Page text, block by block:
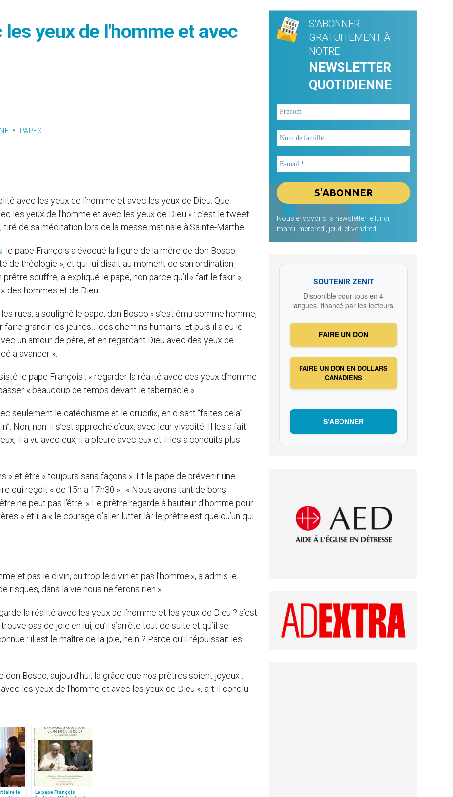
yeux de l'homme et avec
PAPES
avec les yeux de l’homme et avec les yeux de Dieu. Que
les yeux de l’homme et avec les yeux de Dieu » : c’est le tweet
de sa méditation lors de la messe matinale à Sainte-Marthe.
, le pape François a évoqué la figure de la mère de don Bosco,
de théologie », et qui lui disait au moment de son ordination :
souffre, a expliqué le pape, non parce qu’il « fait le fakir »,
des hommes et de Dieu.
rues, a souligné le pape, don Bosco « s’est ému comme homme,
grandir les jeunes… des chemins humains. Et puis il a eu le
un amour de père, et en regardant Dieu avec des yeux de
à avancer ».
le pape François : « regarder la réalité avec des yeux d’homme
« beaucoup de temps devant le tabernacle ».
seulement le catéchisme et le crucifix, en disant “faites cela” …
Non, non: il s’est approché d’eux, avec leur vivacité. Il les a fait
il a vu avec eux, il a pleuré avec eux et il les a conduits plus
» et être « toujours sans façons ». Et le pape de prévenir une
qui reçoit « de 15h à 17h30 » : « Nous avons tant de bons
ne peut pas l’être. » Le prêtre regarde à hauteur d’homme pour
» et il a « le courage d’aller lutter là : le prêtre est quelqu’un qui
et pas le divin, ou trop le divin et pas l’homme », a admis le
risques, dans la vie nous ne ferons rien ».
la réalité avec les yeux de l’homme et les yeux de Dieu ? s’est
pas de joie en lui, qu’il s’arrête tout de suite et qu’il se
: il est le maître de la joie, hein ? Parce qu’il réjouissait les
don Bosco, aujourd’hui, la grâce que nos prêtres soient joyeux :
les yeux de l’homme et avec les yeux de Dieu », a-t-il conclu.
faire le
Le pape François
S'ABONNER
GRATUITEMENT À
NOTRE
NEWSLETTER
QUOTIDIENNE
Nous envoyons la newsletter le lundi,
mardi, mercredi, jeudi et vendredi
SOUTENIR ZENIT
Disponible pour tous en 4
langues, financé par les lecteurs.
FAIRE UN DON
FAIRE UN DON EN DOLLARS
CANADIENS
S’ABONNER